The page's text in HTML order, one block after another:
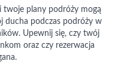
twoje plany podróży mogą
ducha podczas podróży w
Upewnij się, czy twój
oraz czy rezerwacja